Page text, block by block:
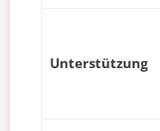
Unterstützung